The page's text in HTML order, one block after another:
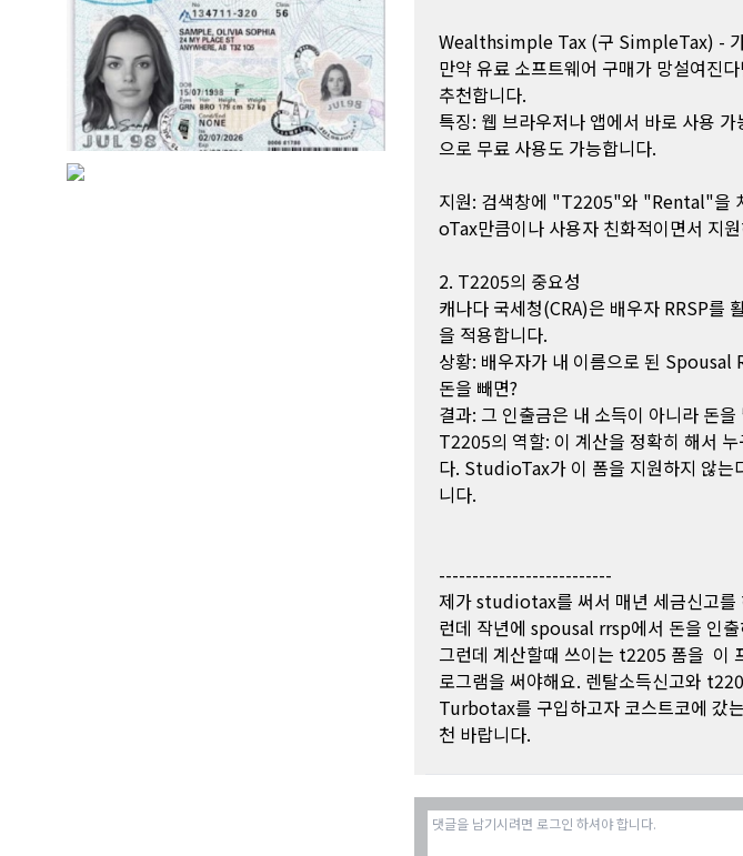
Wealthsimple Tax (구 SimpleTax) -
만약 유료 소프트웨어 구매가 망설여진
추천합니다.
특징: 웹 브라우저나 앱에서 바로 사용
으로 무료 사용도 가능합니다.
지원: 검색창에 "T2205"와 "Rental"을
oTax만큼이나 사용자 친화적이면서 지
2. T2205의 중요성
캐나다 국세청(CRA)은 배우자 RRSP
을 적용합니다.
상황: 배우자가 내 이름으로 된 Spousal
돈을 빼면?
결과: 그 인출금은 내 소득이 아니라 돈
T2205의 역할: 이 계산을 정확히 해서
다. StudioTax가 이 폼을 지원하지 않는
니다.
--------------------------
제가 studiotax를 써서 매년 세금신고를
런데 작년에 spousal rrsp에서 돈을 인
그런데 계산할때 쓰이는 t2205 폼을 이
로그램을 써야해요. 렌탈소득신고와
Turbotax를 구입하고자 코스트코에 갔
천 바랍니다.